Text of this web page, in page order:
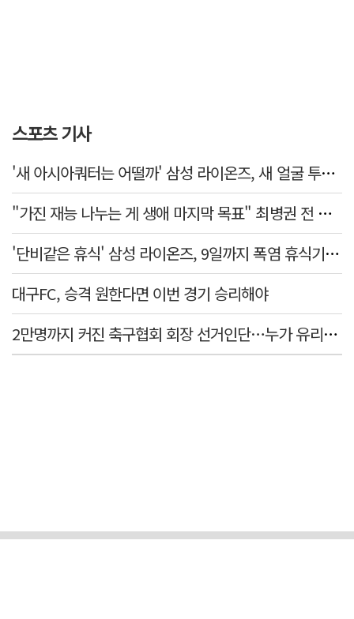
스포츠 기사
'새 아시아쿼터는 어떨까' 삼성 라이온즈, 새 얼굴 투수 미야모리 영입
"가진 재능 나누는 게 생애 마지막 목표" 최병권 전 대구체고 복싱 감독
'단비같은 휴식' 삼성 라이온즈, 9일까지 폭염 휴식기에 재정비
대구FC, 승격 원한다면 이번 경기 승리해야
2만명까지 커진 축구협회 회장 선거인단…누가 유리할까